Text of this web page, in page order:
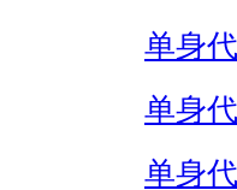
单身
单身
单身